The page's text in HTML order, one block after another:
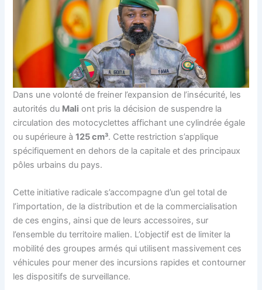
Dans une volonté de freiner l’expansion de l’insécurité, les
autorités du Mali ont pris la décision de suspendre la
circulation des motocyclettes affichant une cylindrée égale
ou supérieure à125 cm³. Cette restriction s’applique
spécifiquement en dehors de la capitale et des principaux
pôles urbains du pays.
Cette initiative radicale s’accompagne d’un gel total de
l’importation, de la distribution et de la commercialisation
de ces engins, ainsi que de leurs accessoires, sur
l’ensemble du territoire malien. L’objectif est de limiter la
mobilité des groupes armés qui utilisent massivement ces
véhicules pour mener des incursions rapides et contourner
les dispositifs de surveillance.